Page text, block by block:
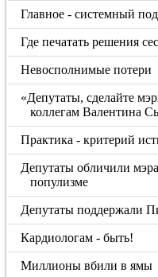
Главное - системный
Где печатать решения
Невосполнимые потери
«Депутаты, сделайте
коллегам Валентина
Практика - критерий
Депутаты обличили
популизме
Депутаты поддержали
Кардиологам - быть!
Миллионы вбили в ямы